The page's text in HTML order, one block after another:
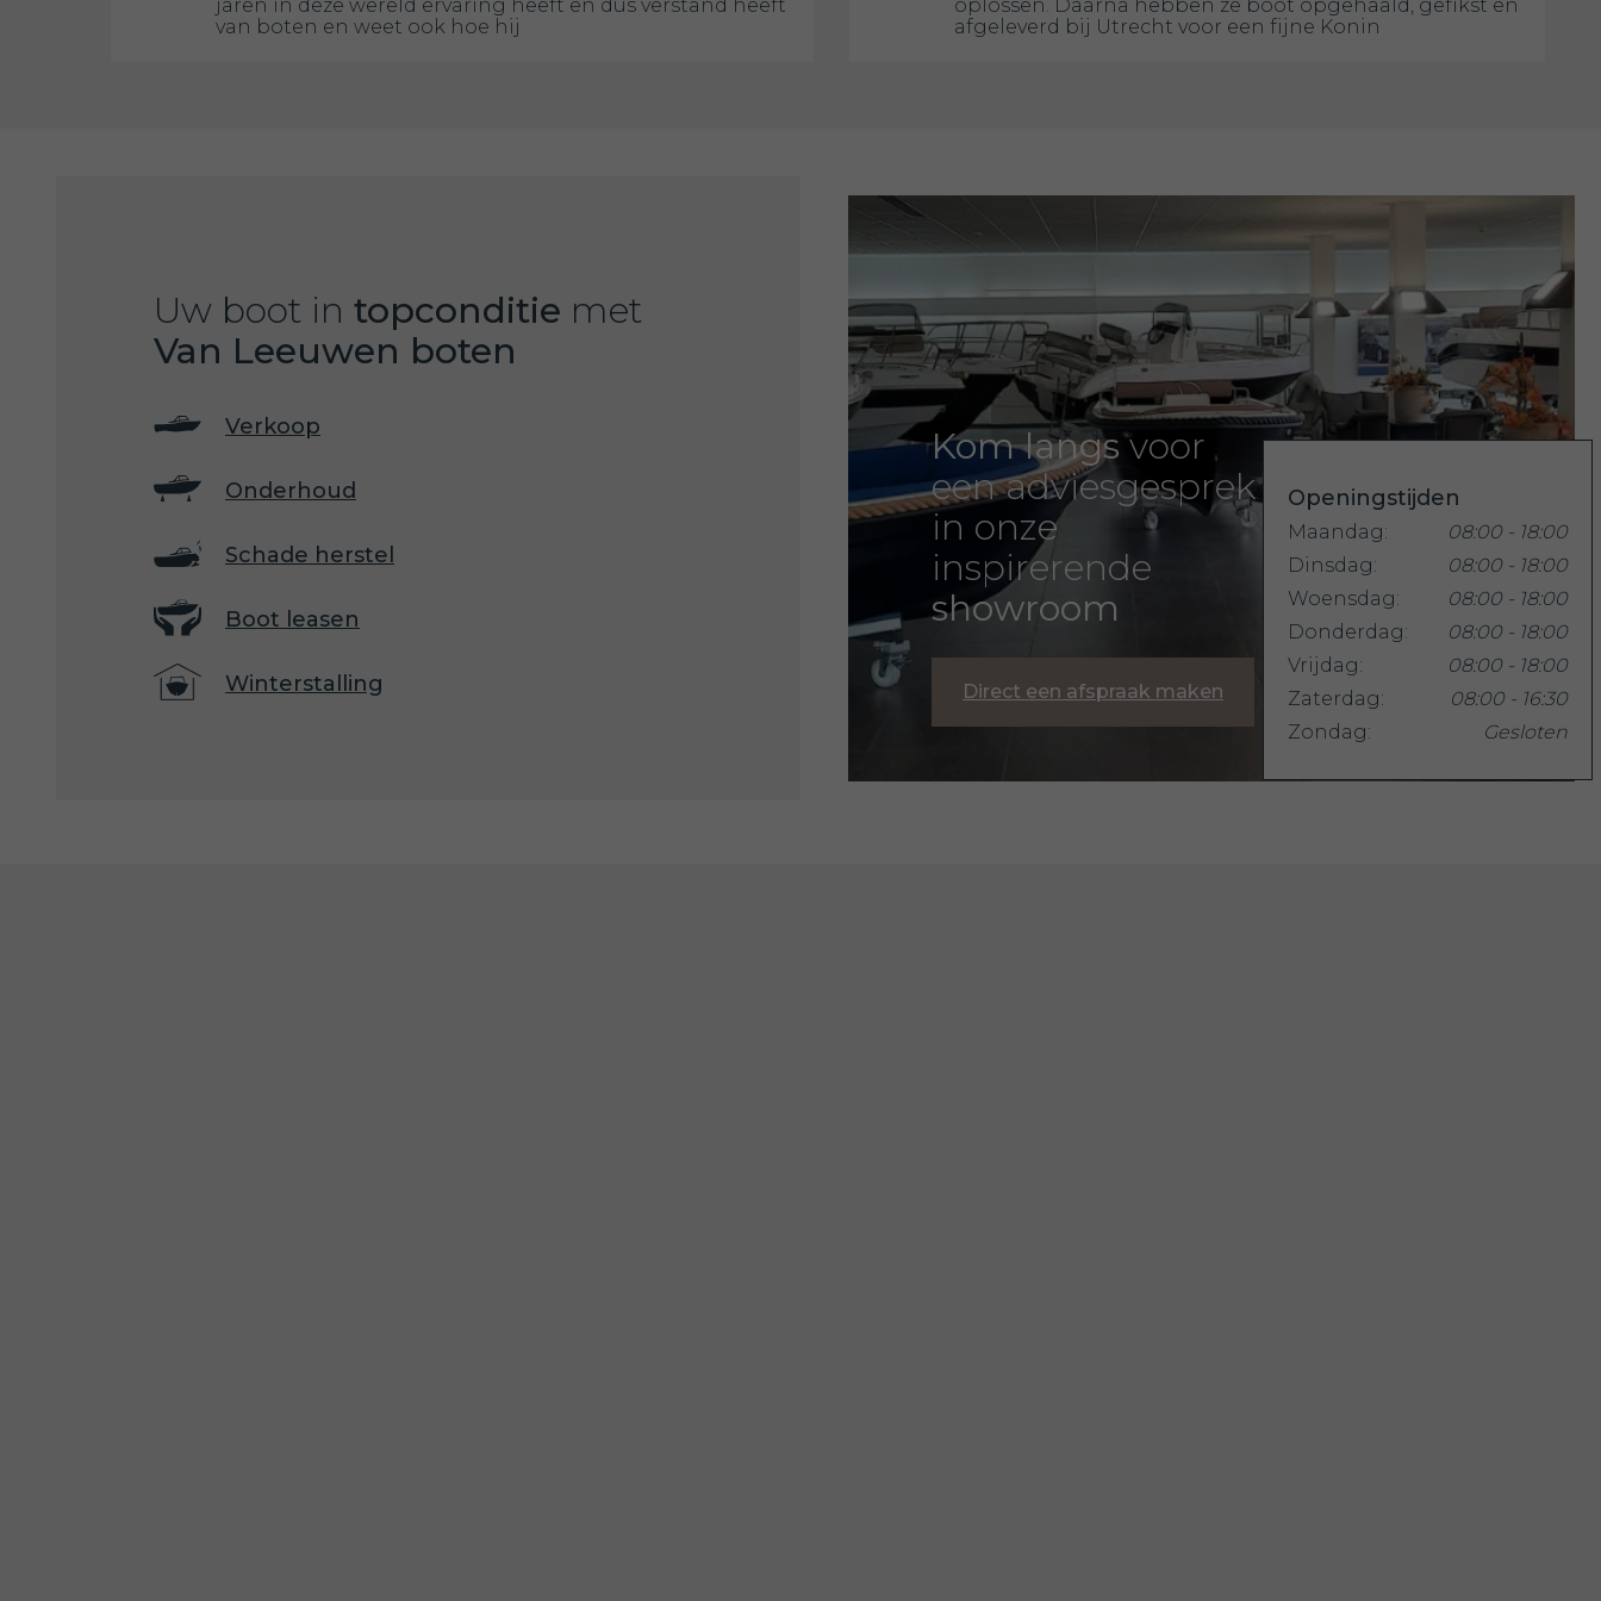
jaren in deze wereld ervaring heeft en dus verstand heeft
van boten en weet ook hoe hij
oplossen. Daarna hebben ze boot opgehaald, gefikst en
afgeleverd bij Utrecht voor een fijne Konin
Uw boot in topconditie met
Van Leeuwen boten
Verkoop
Onderhoud
Schade herstel
Boot leasen
Winterstalling
Kom langsvoor
een adviesgesprek
in onze
inspirerende
showroom
Direct een afspraak maken
Openingstijden
Maandag:
08:00 - 18:00
Dinsdag:
08:00 - 18:00
Woensdag:
08:00 - 18:00
Donderdag:
08:00 - 18:00
Vrijdag:
08:00 - 18:00
Zaterdag:
08:00 - 16:30
Zondag:
Gesloten